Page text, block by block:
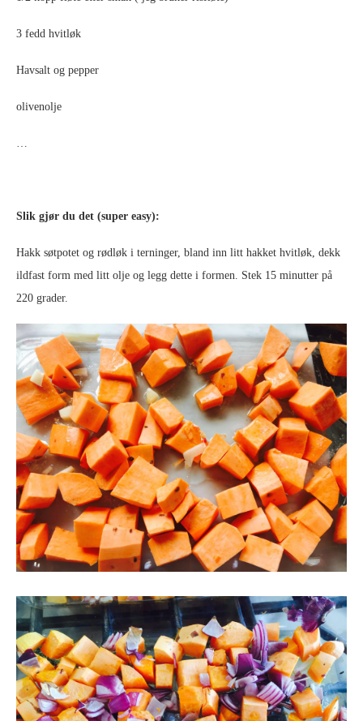
3 fedd hvitløk
Havsalt og pepper
olivenolje
…
Slik gjør du det (super easy):
Hakk søtpotet og rødløk i terninger, bland inn litt hakket hvitløk, dekk
ildfast form med litt olje og legg dette i formen. Stek 15 minutter på
220 grader.